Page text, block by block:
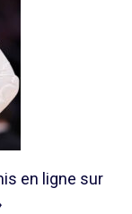
en ligne sur